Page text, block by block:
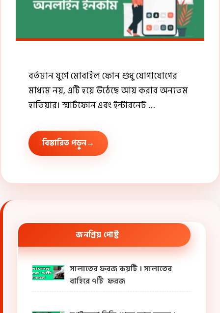
বর্তমান যুগে মোবাইল ফোন শুধু যোগাযোগের
মাধ্যম নয়, এটি হয়ে উঠেছে আয় করার অন্যতম
হাতিয়ার। স্মার্টফোন এবং ইন্টারনেট …
বিস্তারিত পড়ুন
জনপ্রিয় পোষ্ট
সালাতের ফরজ কয়টি । সালাতের
বাহিরে ৭টি ফরজ